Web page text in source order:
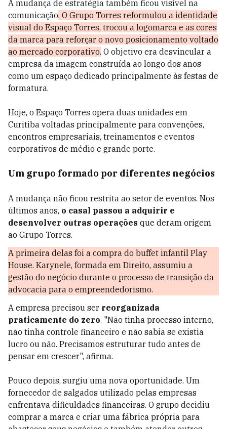
A mudança de estratégia também ficou visível na
comunicação. O Grupo Torres reformulou a identidade
visual do Espaço Torres, trocou a logomarca e as cores
da marca para reforçar o novo posicionamento voltado
ao mercado corporativo. O objetivo era desvincular a
empresa da imagem construída ao longo dos anos
como um espaço dedicado principalmente às festas de
formatura.
Hoje, o Espaço Torres opera duas unidades em
Curitiba voltadas principalmente para convenções,
encontros empresariais, treinamentos e eventos
corporativos de médio e grande porte.
Um grupo formado por diferentes negócios
A mudança não ficou restrita ao setor de eventos. Nos
últimos anos, o casal passou a adquirir e
desenvolver outras operações que deram origem
ao Grupo Torres.
A primeira delas foi a compra do buffet infantil Play
House. Karynele, formada em Direito, assumiu a
gestão do negócio durante o processo de transição da
advocacia para o empreendedorismo.
A empresa precisou ser reorganizada
praticamente do zero. "Não tinha processo interno,
não tinha controle financeiro e não sabia se existia
lucro ou não. Precisamos estruturar tudo antes de
pensar em crescer", afirma.
Pouco depois, surgiu uma nova oportunidade. Um
fornecedor de salgados utilizado pelas empresas
enfrentava dificuldades financeiras. O grupo decidiu
comprar a marca e criar uma fábrica própria para